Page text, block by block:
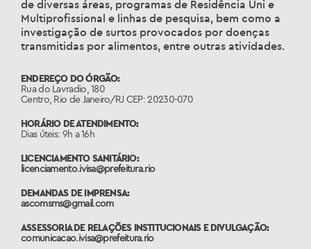
de diversas áreas, programas de Residência Uni e
Multiprofissional e linhas de pesquisa, bem como a
investigação de surtos provocados por doenças
transmitidas por alimentos, entre outras atividades.
ENDEREÇO DO ÓRGÃO:
Rua do Lavradio, 180
Centro, Rio de Janeiro/RJ CEP: 20230-070
HORÁRIO DE ATENDIMENTO:
Dias úteis: 9h a 16h
LICENCIAMENTO SANITÁRIO:
licenciamento.ivisa@prefeitura.rio
DEMANDAS DE IMPRENSA:
ascomsms@gmail.com
ASSESSORIA DE RELAÇÕES INSTITUCIONAIS E DIVULGAÇÃO:
comunicacao.ivisa@prefeitura.rio